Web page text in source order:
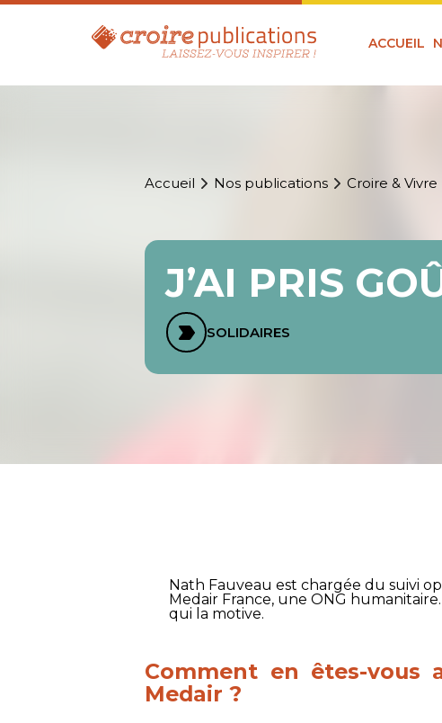
ACCUEIL
Accueil Nos publications Croire & Vivre
J’AI PRIS
SOLIDAIRES
Nath Fauveau est chargée du suivi
Medair France, une ONG
qui la motive.
Comment en êtes-vous
Medair ?